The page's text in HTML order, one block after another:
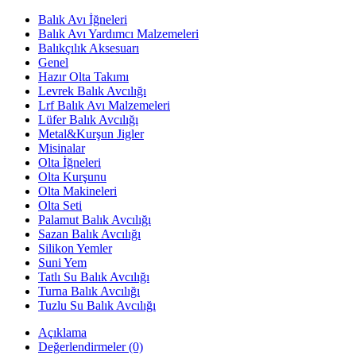
Balık Avı İğneleri
Balık Avı Yardımcı Malzemeleri
Balıkçılık Aksesuarı
Genel
Hazır Olta Takımı
Levrek Balık Avcılığı
Lrf Balık Avı Malzemeleri
Lüfer Balık Avcılığı
Metal&Kurşun Jigler
Misinalar
Olta İğneleri
Olta Kurşunu
Olta Makineleri
Olta Seti
Palamut Balık Avcılığı
Sazan Balık Avcılığı
Silikon Yemler
Suni Yem
Tatlı Su Balık Avcılığı
Turna Balık Avcılığı
Tuzlu Su Balık Avcılığı
Açıklama
Değerlendirmeler (0)